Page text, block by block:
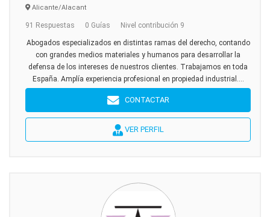
Alicante/Alacant
91 Respuestas 0 Guías Nivel contribución 9
Abogados especializados en distintas ramas del derecho, contando
con grandes medios materiales y humanos para desarrollar la
defensa de los intereses de nuestros clientes. Trabajamos en toda
España. Amplía experiencia profesional en propiedad industrial....
CONTACTAR
VER PERFIL